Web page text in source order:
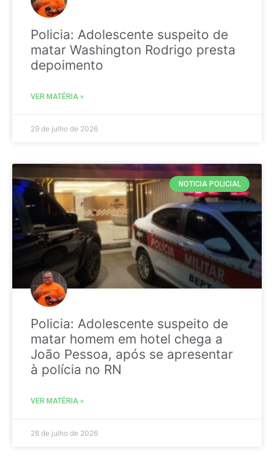
Policia: Adolescente suspeito de
matar Washington Rodrigo presta
depoimento
VER MATÉRIA »
29 de julho de 2026
NOTICIA POLICIAL
Policia: Adolescente suspeito de
matar homem em hotel chega a
João Pessoa, após se apresentar
à polícia no RN
VER MATÉRIA »
28 de julho de 2026